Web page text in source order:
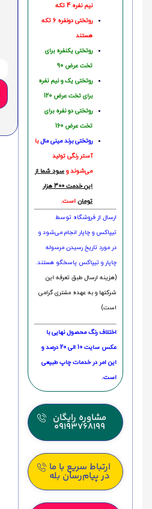
نیم نفره 4 تکه
روتختی دونفره 6 تکه
هستند
روتختی یکنفره برای
تخت عرض 90
روتختی یک و نیم نفره
برای تخت عرض 120
روتختی دو نفره برای
تخت عرض 160
روتختی‌ برند مینی مالبا
آستر رنگی تولید
می‌شوند و سود شما از
این خدمت 300 هزار
تومان است.
ارسال از فروشگاه توسط
تیپاکس و چاپار انجام می‌شود و
در مورد تاریخ رسیدن مرسوله
چاپار و تیپاکس پاسخگو هستند.
(هزینه ارسال طبق تعرفه این
شرکتها و به عهده مشتری گرامی
است)
اختلاف رنگ محصول نهایی با
عکس سایت 10 الی 20 درصد و
این امر در خدمات چاپ طبیعی
است.
مشاوره رایگان
09193768199
ارتباط سریع با ما
در پیام‌رسان بله